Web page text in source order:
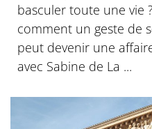
basculer toute une vie
comment un geste de
peut devenir une
avec Sabine de La ...